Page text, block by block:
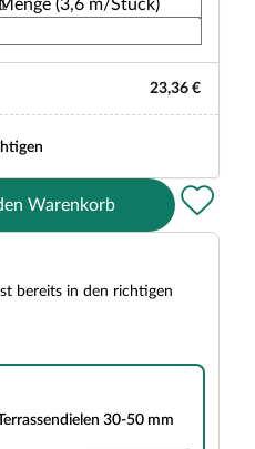
Menge (3,6 m/Stück)
23,36 €
Warenkorb
bereits in den richtigen
mm
30-50 mm